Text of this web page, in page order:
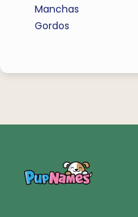
Manchas
Gordos